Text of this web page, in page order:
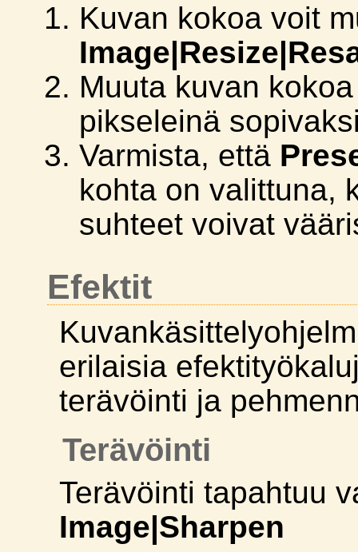
Kuvan kokoa voit
Muuta kuvan
pikseleinä
Varmista, että
kohta on valittuna,
suhteet voivat
Efektit
erilaisia
terävöinti ja
Terävöinti
Terävöinti tapahtuu
Image|Sharpen